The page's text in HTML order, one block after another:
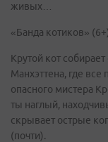
живых…
«Банда котиков» (6+)
Крутой кот
Манхэттена, где все
опасного мистера
ты наглый,
скрывает острые
(почти).